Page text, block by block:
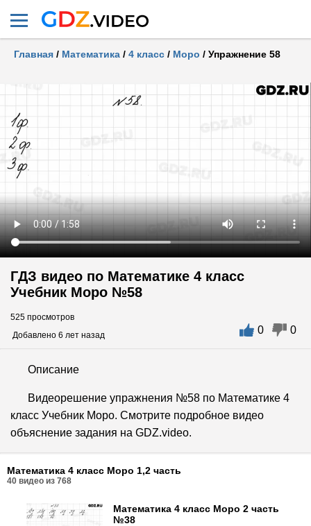
Главная / Математика / 4 класс / Моро / Упражнение 58
ГДЗ видео по Математике 4 класс
Учебник Моро №58
525 просмотров
Добавлено 6 лет назад
0 0
Описание
Видеорешение упражнения №58 по Математике 4
класс Учебник Моро. Смотрите подробное видео
объяснение задания на GDZ.video.
Математика 4 класс Моро 1,2 часть
40 видео из 768
Математика 4 класс Моро 2 часть
№38